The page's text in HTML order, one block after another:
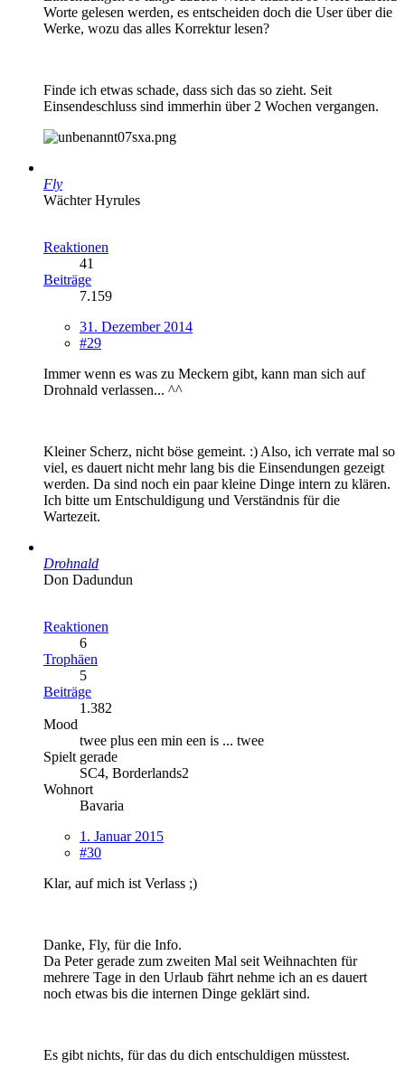
Worte gelesen werden, es entscheiden doch die User über die
Werke, wozu das alles Korrektur lesen?
Finde ich etwas schade, dass sich das so zieht. Seit
Einsendeschluss sind immerhin über 2 Wochen vergangen.
Fly
Wächter Hyrules
Reaktionen
41
Beiträge
7.159
31. Dezember 2014
#29
Immer wenn es was zu Meckern gibt, kann man sich auf
Drohnald verlassen... ^^
Kleiner Scherz, nicht böse gemeint. :) Also, ich verrate mal so
viel, es dauert nicht mehr lang bis die Einsendungen gezeigt
werden. Da sind noch ein paar kleine Dinge intern zu klären.
Ich bitte um Entschuldigung und Verständnis für die
Wartezeit.
Drohnald
Don Dadundun
Reaktionen
6
Trophäen
5
Beiträge
1.382
Mood
twee plus een min een is ... twee
Spielt gerade
SC4, Borderlands2
Wohnort
Bavaria
1. Januar 2015
#30
Klar, auf mich ist Verlass ;)
Danke, Fly, für die Info.
Da Peter gerade zum zweiten Mal seit Weihnachten für
mehrere Tage in den Urlaub fährt nehme ich an es dauert
noch etwas bis die internen Dinge geklärt sind.
Es gibt nichts, für das du dich entschuldigen müsstest.